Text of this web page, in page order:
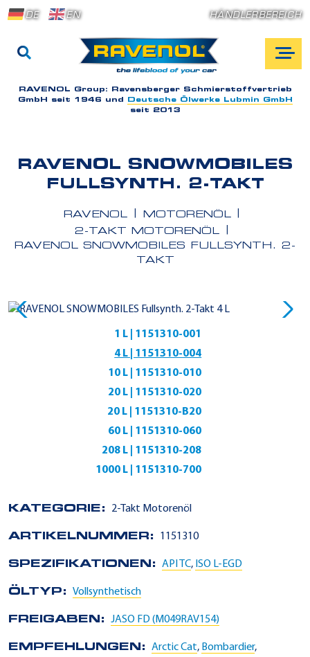
DE EN HÄNDLERBEREICH
RAVENOL Group: Ravensberger Schmierstoffvertrieb
GmbH seit 1946 und
Deutsche Ölwerke Lubmin GmbH
seit 2013
RAVENOL SNOWMOBILES
FULLSYNTH. 2-TAKT
RAVENOL
MOTORENÖL
2-TAKT MOTORENÖL
RAVENOL SNOWMOBILES FULLSYNTH. 2-
TAKT
1 L | 1151310-001
4 L | 1151310-004
10 L | 1151310-010
20 L | 1151310-020
20 L | 1151310-B20
60 L | 1151310-060
208 L | 1151310-208
1000 L | 1151310-700
KATEGORIE: 2-Takt Motorenöl
ARTIKELNUMMER: 1151310
SPEZIFIKATIONEN: API TC, ISO L-EGD
ÖLTYP: Vollsynthetisch
FREIGABEN: JASO FD (M049RAV154)
EMPFEHLUNGEN: Arctic Cat, Bombardier,